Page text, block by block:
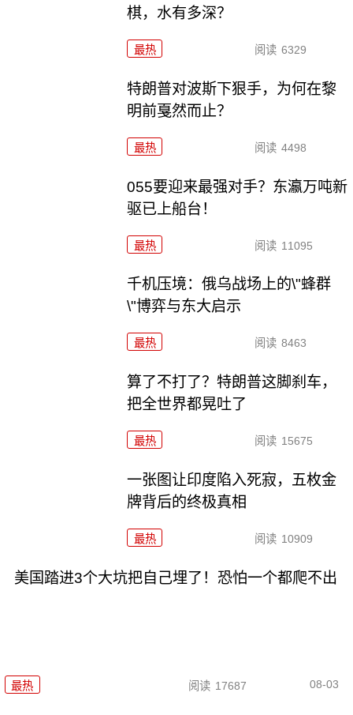
棋，水有多深？
最热 阅读 6329
特朗普对波斯下狠手，为何在黎
明前戛然而止？
最热 阅读 4498
055要迎来最强对手？东瀛万吨新
驱已上船台！
最热 阅读 11095
千机压境：俄乌战场上的\"蜂群
\"博弈与东大启示
最热 阅读 8463
算了不打了？特朗普这脚刹车，
把全世界都晃吐了
最热 阅读 15675
一张图让印度陷入死寂，五枚金
牌背后的终极真相
最热 阅读 10909
美国踏进3个大坑把自己埋了！恐怕一个都爬不出
最热 阅读 17687 08-03